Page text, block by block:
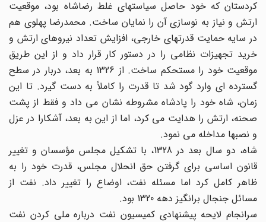
کردستان که خود حاصل سیاستهای غلط رضاشاه بود، موقعیت
ارتش و نیاز به نوسازی آن را نمایان ساخت. محمدرضا پهلوی هم
در سایه حمایت قدرتهای خارجی، افزایش تعداد نیروهای ارتش و
خرید تجهیزات نظامی را در دستور کار قرار داد و از این طریق
موقعیت خود را مستحکم ساخت. از 1326 به بعد، دربار در سطح
گسترده ای وارد گود شد تا قدرت را کاملاً به دست گیرد. تا این
زمان، شاه خود را پادشاه مشروطه نشان می داد و فقط از پشت
صحنه، ارتش را هدایت می کرد، اما از این به بعد، آشکارا در عزل
و نصبها مداخله می نمود.
شاه، دو سال بعد در 1328، با تشکیل مجلس مؤسسان و تغییر
قانون اساسی برای گرفتن حق انحلال مجلس، قدرت خود را به
ظاهر کامل کرد اما مسئله نفت، اوضاع را تغییر داد. نفت از
مسائل جنجال برانگیز دهه 1320 بود.
سرانجام لایحه پیشنهادی کمیسیون نفت درباره ملی کردن نفت